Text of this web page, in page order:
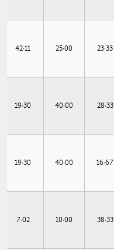
23.33
25.00
42.11
28.33
40.00
19.30
16.67
40.00
19.30
38.33
10.00
7.02